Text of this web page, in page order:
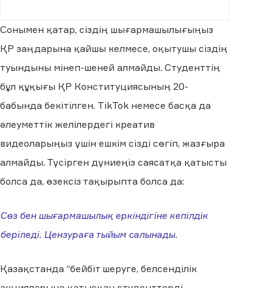
Сонымен қатар, сіздің шығармашылығыңыз
ҚР заңдарына қайшы келмесе, оқытушы сіздің
туындыны мінеп-шеней алмайды. Студенттің
бұл құқығы ҚР Конституциясының 20-
бабында бекітілген. TikTok немесе басқа да
әлеуметтік желілердегі креатив
видеоларыңыз үшін ешкім сізді сөгіп, жазғыра
алмайды. Түсірген дүниеңіз саясатқа қатысты
болса да, өзексіз тақырыпта болса да:
Сөз бен шығармашылық еркіндігіне кепілдік
беріледі. Цензураға тыйым салынады.
Қазақстанда “бейбіт шеруге, белсенділік